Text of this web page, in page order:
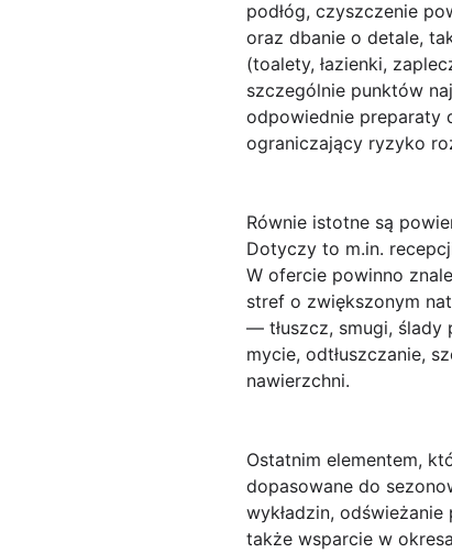
podłóg, czyszczenie
oraz dbanie o detale,
(toalety, łazienki,
szczególnie punktów
odpowiednie preparaty
ograniczający ryzyko
Równie istotne są
Dotyczy to m.in.
W ofercie powinno
stref o zwiększonym
— tłuszcz, smugi,
mycie, odtłuszczanie,
nawierzchni.
Ostatnim elementem,
dopasowane do
wykładzin,
także wsparcie w